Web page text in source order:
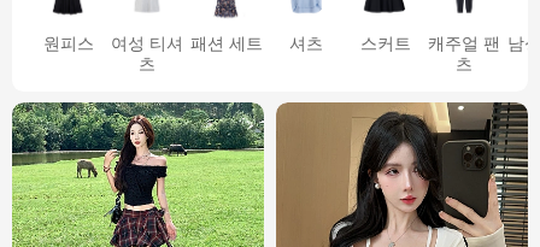
원피스
여성 티셔
츠
패션 세트 셔츠 스커트
캐주얼 팬
츠
남